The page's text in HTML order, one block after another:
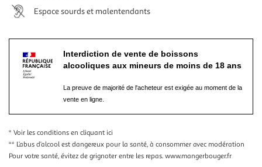
Espace sourds et malentendants
Interdiction de vente de boissons
alcooliques aux mineurs de moins de 18 ans
La preuve de majorité de l'acheteur est exigée au moment de la
vente en ligne.
* Voir les conditions en cliquant ici
** L’abus d’alcool est dangereux pour la santé, à consommer avec modération
Pour votre santé, évitez de grignoter entre les repas. www.mangerbouger.fr